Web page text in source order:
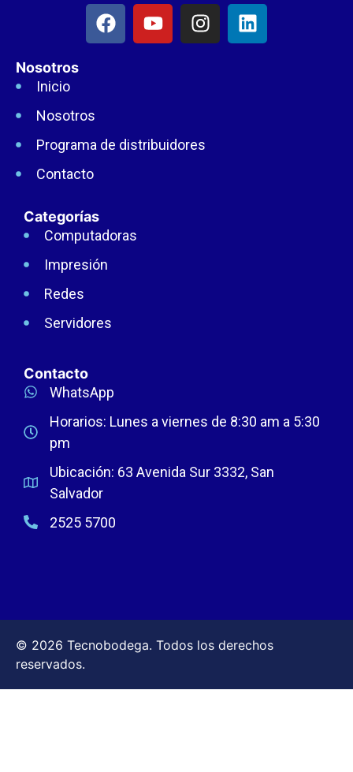
Nosotros
Inicio
Nosotros
Programa de distribuidores
Contacto
Categorías
Computadoras
Impresión
Redes
Servidores
Contacto
WhatsApp
Horarios: Lunes a viernes de 8:30 am a 5:30
pm
Ubicación: 63 Avenida Sur 3332, San
Salvador
2525 5700
© 2026 Tecnobodega. Todos los derechos
reservados.